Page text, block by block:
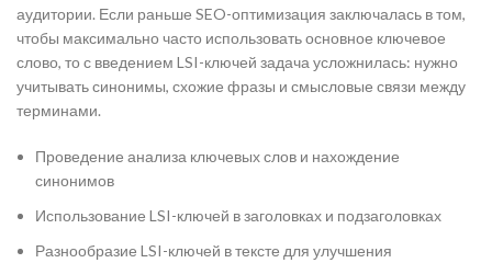
аудитории. Если раньше SEO-оптимизация заключалась в том,
чтобы максимально часто использовать основное ключевое
слово, то с введением LSI-ключей задача усложнилась: нужно
учитывать синонимы, схожие фразы и смысловые связи между
терминами.
Проведение анализа ключевых слов и нахождение
синонимов
Использование LSI-ключей в заголовках и подзаголовках
Разнообразие LSI-ключей в тексте для улучшения